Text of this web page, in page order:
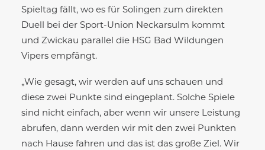
Spieltag fällt, wo es für Solingen zum direkten
Duell bei der Sport-Union Neckarsulm kommt
und Zwickau parallel die HSG Bad Wildungen
Vipers empfängt.
„Wie gesagt, wir werden auf uns schauen und
diese zwei Punkte sind eingeplant. Solche Spiele
sind nicht einfach, aber wenn wir unsere Leistung
abrufen, dann werden wir mit den zwei Punkten
nach Hause fahren und das ist das große Ziel. Wir